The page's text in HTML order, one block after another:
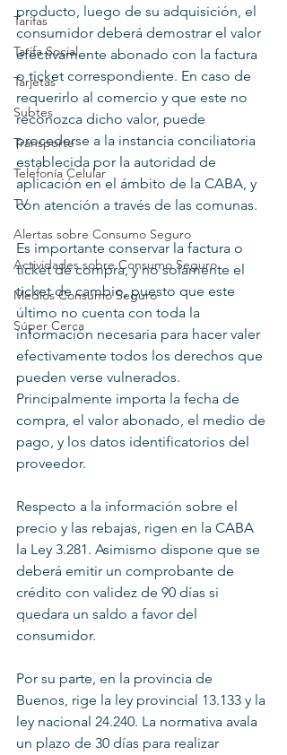
Tarifas
Tarifa Social
Tarjetas
Subtes
Transporte
Telefonía Celular
TV
Alertas sobre Consumo Seguro
Actividades sobre Consumo Seguro
Medios Consumo Seguro
Súper Cerca
producto, luego de su adquisición, el
consumidor deberá demostrar el valor
efectivamente abonado con la factura
o ticket correspondiente. En caso de
requerirlo al comercio y que este no
reconozca dicho valor, puede
procederse a la instancia conciliatoria
establecida por la autoridad de
aplicación en el ámbito de la CABA, y
con atención a través de las comunas.
Es importante conservar la factura o
ticket de compra, y no solamente el
ticket de cambio, puesto que este
último no cuenta con toda la
información necesaria para hacer valer
efectivamente todos los derechos que
pueden verse vulnerados.
Principalmente importa la fecha de
compra, el valor abonado, el medio de
pago, y los datos identificatorios del
proveedor.
Respecto a la información sobre el
precio y las rebajas, rigen en la CABA
la Ley 3.281. Asimismo dispone que se
deberá emitir un comprobante de
crédito con validez de 90 días si
quedara un saldo a favor del
consumidor.
Por su parte, en la provincia de
Buenos, rige la ley provincial 13.133 y la
ley nacional 24.240. La normativa avala
un plazo de 30 días para realizar